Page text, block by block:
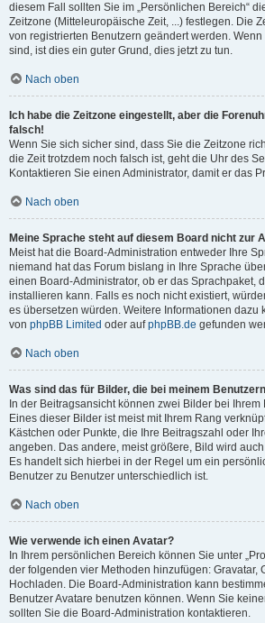
diesem Fall sollten Sie im „Persönlichen Bereich“
Zeitzone (Mitteleuropäische Zeit, ...) festlegen. Die
von registrierten Benutzern geändert werden.
sind, ist dies ein guter Grund, dies jetzt zu tun.
Nach oben
Ich habe die Zeitzone eingestellt, aber die
falsch!
Wenn Sie sich sicher sind, dass Sie die Zeitzone
die Zeit trotzdem noch falsch ist, geht die Uhr des
Kontaktieren Sie einen Administrator, damit er das
Nach oben
Meine Sprache steht auf diesem Board nicht zur
Meist hat die Board-Administration entweder Ihre
niemand hat das Forum bislang in Ihre Sprache
einen Board-Administrator, ob er das Sprachpaket,
installieren kann. Falls es noch nicht existiert,
es übersetzen würden. Weitere Informationen dazu
von phpBB Limited oder aufphpBB.de gefunden
Nach oben
Was sind das für Bilder, die bei meinem
In der Beitragsansicht können zwei Bilder bei
Eines dieser Bilder ist meist mit Ihrem Rang
Kästchen oder Punkte, die Ihre Beitragszahl oder
angeben. Das andere, meist größere, Bild wird auch
Es handelt sich hierbei in der Regel um ein
Benutzer zu Benutzer unterschiedlich ist.
Nach oben
Wie verwende ich einen Avatar?
In Ihrem persönlichen Bereich können Sie unter
der folgenden vier Methoden hinzufügen: Gravatar,
Hochladen. Die Board-Administration kann
Benutzer Avatare benutzen können. Wenn Sie
sollten Sie die Board-Administration kontaktieren.